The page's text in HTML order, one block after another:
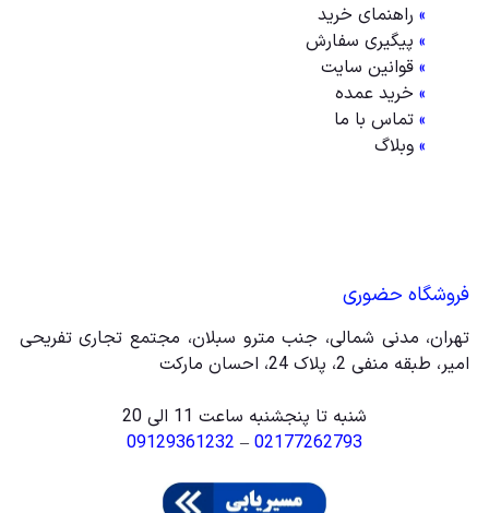
» راهنمای خرید
» پیگیری سفارش
» قوانین سایت
» خرید عمده
» تماس با ما
» وبلاگ
فروشگاه حضوری
تهران، مدنی شمالی، جنب مترو سبلان، مجتمع تجاری تفریحی
امیر، طبقه منفی 2، پلاک 24، احسان مارکت
شنبه تا پنجشنبه ساعت 11 الی 20
02177262793
–
09129361232